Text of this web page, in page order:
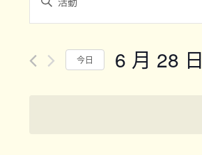
Search
and
Views
Events
今日 6 月 28 日